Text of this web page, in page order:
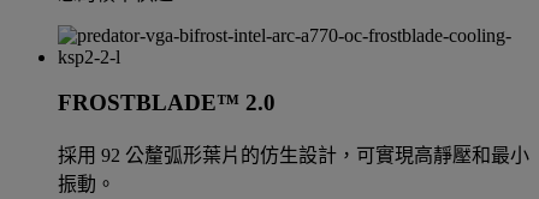
FROSTBLADE™ 2.0
採用 92 公釐弧形葉片的仿生設計，可實現高靜壓和最小
振動。